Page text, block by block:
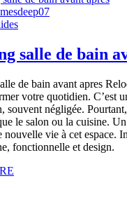
salle de bain
de bain avant apres
votre quotidien. C’est
souvent négligée.
le salon ou la cuisine.
nouvelle vie à cet espace.
fonctionnelle et design.